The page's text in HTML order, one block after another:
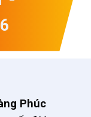
Phúc